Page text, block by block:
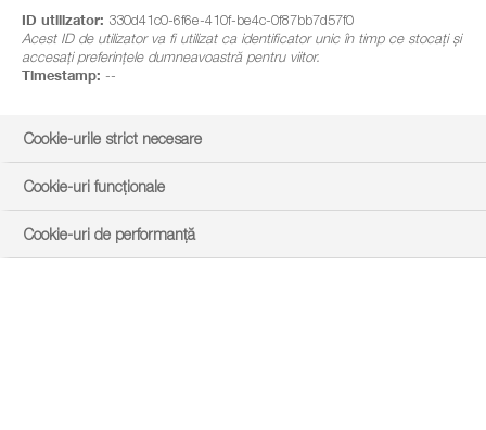
ID utilizator: 330d41c0-6f6e-410f-be4c-0f87bb7d57f0
Acest ID de utilizator va fi utilizat ca identificator unic în timp ce stocați și
accesați preferințele dumneavoastră pentru viitor.
Timestamp: --
Cookie-urile strict necesare
Cookie-uri funcționale
Cookie-uri de performanță